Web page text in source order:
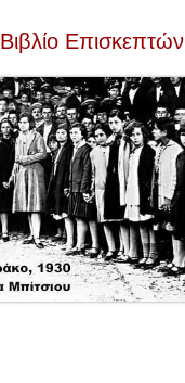
Βιβλίο Επισκεπτών